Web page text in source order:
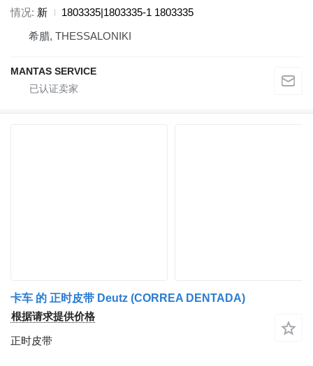
情况 新
1803335|1803335-1 1803335
希腊, THESSALONIKI
MANTAS SERVICE
卡车 的 正时皮带 Deutz (CORREA DENTADA)
根据请求提供价格
正时皮带